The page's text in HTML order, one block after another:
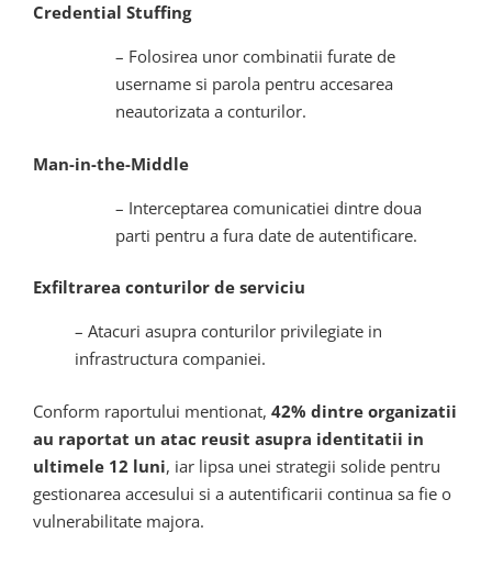
Credential Stuffing
– Folosirea unor combinatii furate de
username si parola pentru accesarea
neautorizata a conturilor.
Man-in-the-Middle
– Interceptarea comunicatiei dintre doua
parti pentru a fura date de autentificare.
Exfiltrarea conturilor de serviciu
– Atacuri asupra conturilor privilegiate in
infrastructura companiei.
Conform raportului mentionat, 42% dintre organizatii
au raportat un atac reusit asupra identitatii in
ultimele 12 luni, iar lipsa unei strategii solide pentru
gestionarea accesului si a autentificarii continua sa fie o
vulnerabilitate majora.